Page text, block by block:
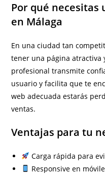
Por qué necesitas
en Málaga
En una ciudad tan
tener una página atractiva
profesional transmite
usuario y facilita que te
web adecuada estarás
ventas.
Ventajas para tu
Carga rápida para
Responsive en